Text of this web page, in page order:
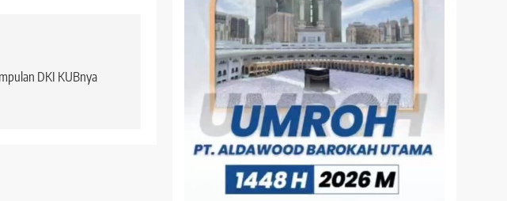
DKI KUBnya